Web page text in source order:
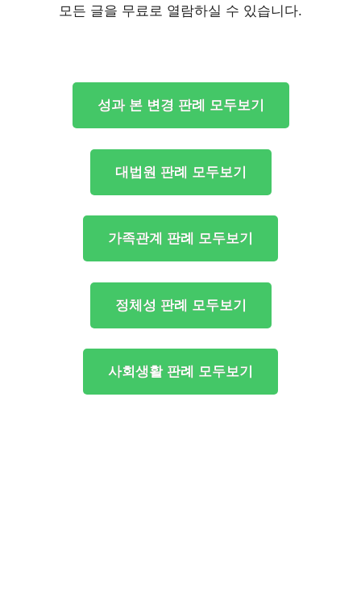
모든 글을 무료로 열람하실 수 있습니다.
성과 본 변경 판례 모두보기
대법원 판례 모두보기
가족관계 판례 모두보기
정체성 판례 모두보기
사회생활 판례 모두보기